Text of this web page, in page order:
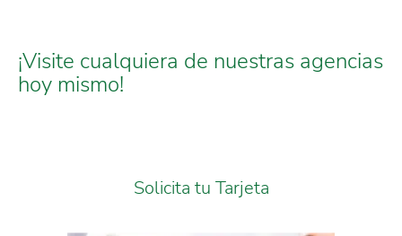
¡Visite cualquiera de nuestras agencias
hoy mismo!
Solicita tu Tarjeta